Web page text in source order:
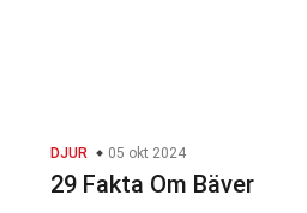
DJUR 05 okt 2024
29 Fakta Om Bäver